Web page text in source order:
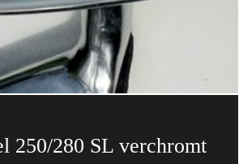
250/280 SL verchromt